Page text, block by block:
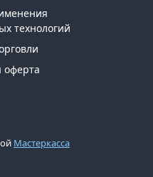
технологий
оферта
Мастеркасса